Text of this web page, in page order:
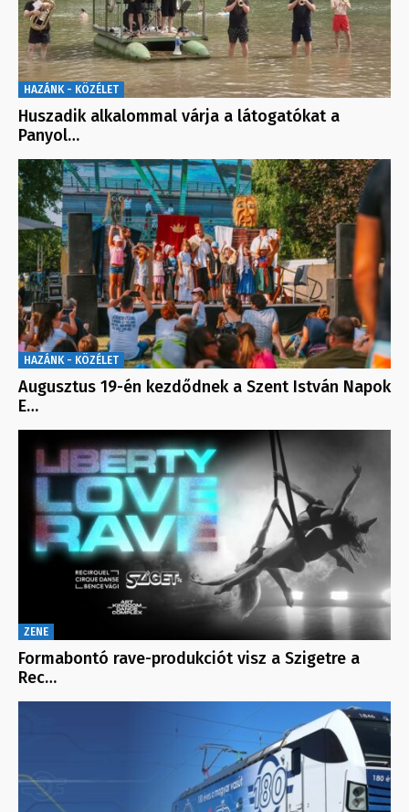
HAZÁNK - KÖZÉLET
Huszadik alkalommal várja a látogatókat a
Panyol…
HAZÁNK - KÖZÉLET
Augusztus 19-én kezdődnek a Szent István Napok
E…
ZENE
Formabontó rave-produkciót visz a Szigetre a
Rec…